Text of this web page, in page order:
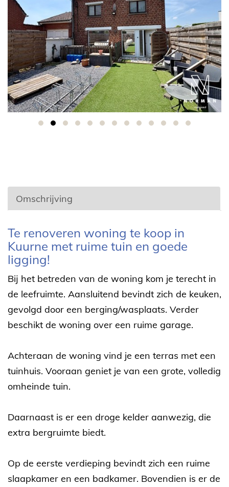
Omschrijving
Omschrijving
Te renoveren woning te koop in
Kuurne met ruime tuin en goede
ligging!
Bij het betreden van de woning kom je terecht in
de leefruimte. Aansluitend bevindt zich de keuken,
gevolgd door een berging/wasplaats. Verder
beschikt de woning over een ruime garage.
Achteraan de woning vind je een terras met een
tuinhuis. Vooraan geniet je van een grote, volledig
omheinde tuin.
Daarnaast is er een droge kelder aanwezig, die
extra bergruimte biedt.
Op de eerste verdieping bevindt zich een ruime
slaapkamer en een badkamer. Bovendien is er de